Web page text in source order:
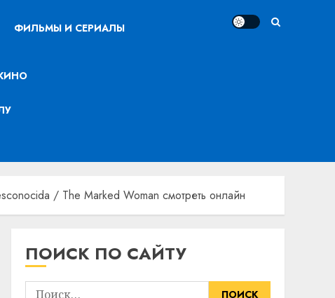
ФИЛЬМЫ И СЕРИАЛЫ
/ The Marked Woman смотреть онлайн
ПОИСК ПО САЙТУ
Найти: